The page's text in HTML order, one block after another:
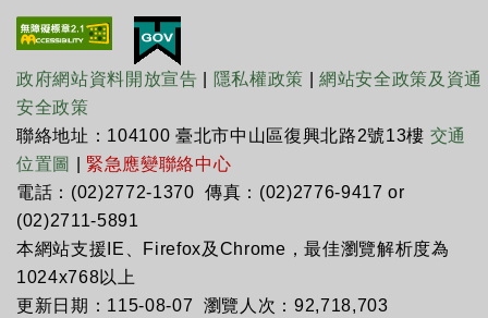
政府網站資料開放宣告 隱私權政策 |網站安全政策及資通
安全政策
聯絡地址：104100 臺北市中山區復興北路2號13樓 交通
位置圖
緊急應變聯絡中心
電話：(02)2772-1370 傳真：(02)2776-9417 or
(02)2711-5891
本網站支援IE、Firefox及Chrome，最佳瀏覽解析度為
1024x768以上
更新日期：115-08-07 瀏覽人次：92,718,703